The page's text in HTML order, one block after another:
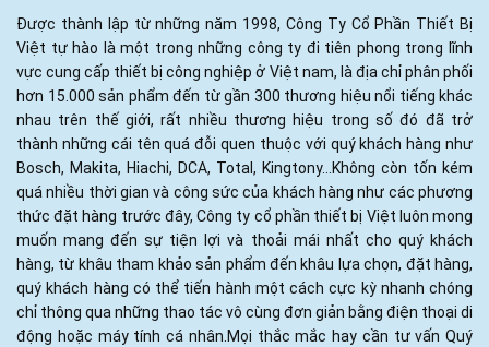
Được thành lập từ những năm 1998, Công Ty Cổ Phần Thiết Bị
Việt tự hào là một trong những công ty đi tiên phong trong lĩnh
vực cung cấp thiết bị công nghiệp ở Việt nam, là địa chỉ phân phối
hơn 15.000 sản phẩm đến từ gần 300 thương hiệu nổi tiếng khác
nhau trên thế giới, rất nhiều thương hiệu trong số đó đã trở
thành những cái tên quá đỗi quen thuộc với quý khách hàng như
Bosch, Makita, Hiachi, DCA, Total, Kingtony...Không còn tốn kém
quá nhiều thời gian và công sức của khách hàng như các phương
thức đặt hàng trước đây, Công ty cổ phần thiết bị Việt luôn mong
muốn mang đến sự tiện lợi và thoải mái nhất cho quý khách
hàng, từ khâu tham khảo sản phẩm đến khâu lựa chọn, đặt hàng,
quý khách hàng có thể tiến hành một cách cực kỳ nhanh chóng
chỉ thông qua những thao tác vô cùng đơn giản bằng điện thoại di
động hoặc máy tính cá nhân.Mọi thắc mắc hay cần tư vấn Quý